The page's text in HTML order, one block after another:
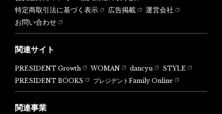
特定商取引法に基づく表示
広告掲載
運営会社
お問い合わせ
関連サイト
PRESIDENT Growth WOMAN dancyu
STYLE
PRESIDENT BOOKS
プレジデントFamily Online
関連事業